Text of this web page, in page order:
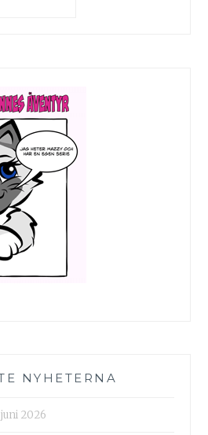
NYHETERNA
2026